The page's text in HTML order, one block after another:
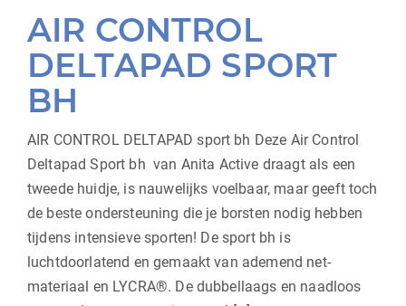
AIR CONTROL
DELTAPAD SPORT
BH
AIR CONTROL DELTAPAD sport bh Deze Air Control
Deltapad Sport bh van Anita Active draagt als een
tweede huidje, is nauwelijks voelbaar, maar geeft toch
de beste ondersteuning die je borsten nodig hebben
tijdens intensieve sporten! De sport bh is
luchtdoorlatend en gemaakt van ademend net-
materiaal en LYCRA®. De dubbellaags en naadloos